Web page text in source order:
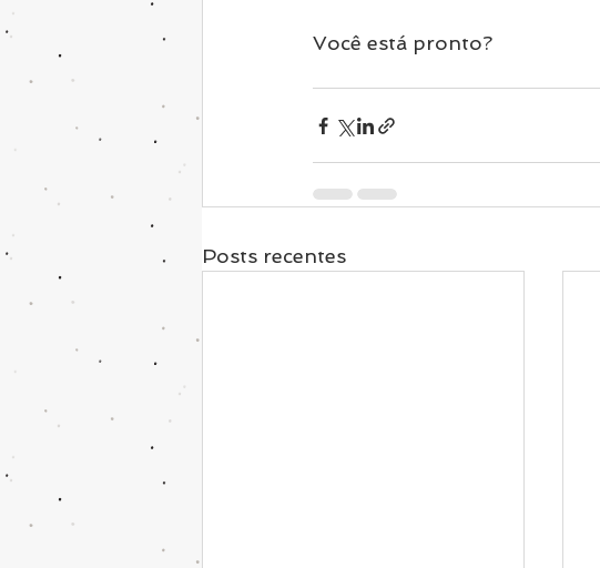
Você está pronto?
Posts recentes